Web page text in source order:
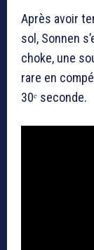
Après avoir
sol, Sonnen
choke, une
rare en
30ᵉ seconde.